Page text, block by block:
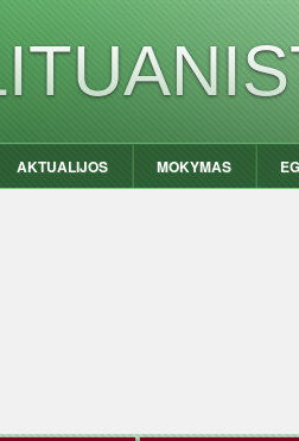
AKTUALIJOS MOKYMAS